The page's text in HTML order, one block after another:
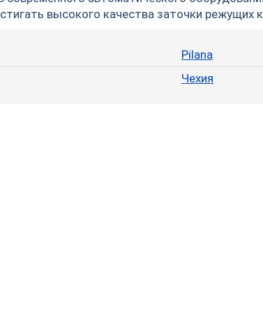
высокого качества заточки режущих
Pilana
Чехия